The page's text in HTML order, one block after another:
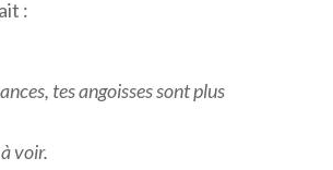
:
tes angoisses sont plus
voir.